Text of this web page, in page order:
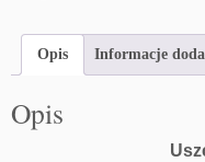
Opis Informacje
Opis